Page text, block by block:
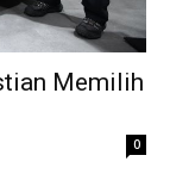
Memilih
0